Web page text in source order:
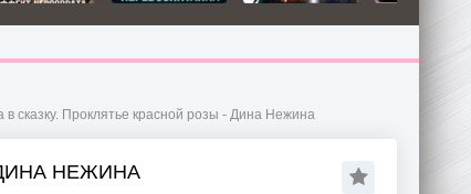
в сказку. Проклятье красной розы - Дина Нежина
НЕЖИНА